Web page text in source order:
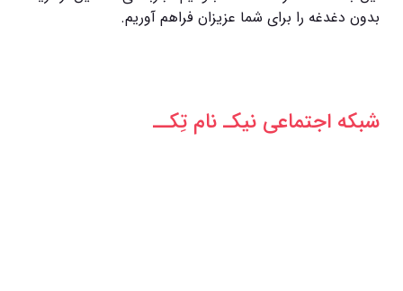
بدون دغدغه را برای شما عزیزان فراهم آوریم.
شبکه‌ اجتماعی نیکـ نام تِکــ